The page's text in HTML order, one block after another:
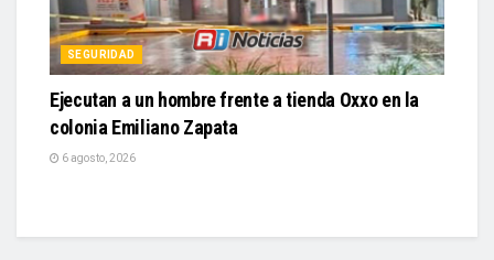
SEGURIDAD
Ejecutan a un hombre frente a tienda Oxxo en la
colonia Emiliano Zapata
6 agosto, 2026